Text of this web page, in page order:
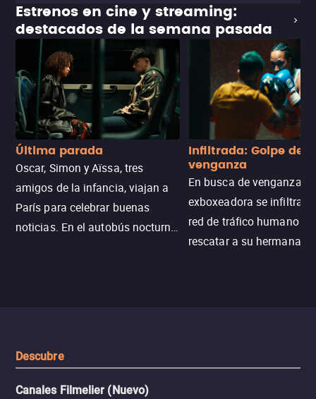
Estrenos en cine y streaming:
destacados de la semana pasada
Última parada
Oscar, Simon y Aïssa, tres
amigos de la infancia, viajan a
París para celebrar buenas
noticias. En el autobús nocturno
Infiltrada: Golpe de
venganza
En busca de venganza,
exboxeadora se infiltra
red de tráfico humano
rescatar a su hermana
Descubre
Canales Filmelier (Nuevo)